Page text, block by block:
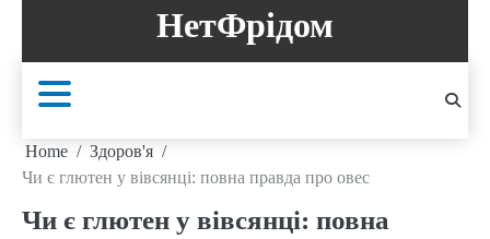
content
НетФрідом
Home
Здоров'я
Чи є глютен у вівсянці: повна правда про овес
Чи є глютен у вівсянці: повна